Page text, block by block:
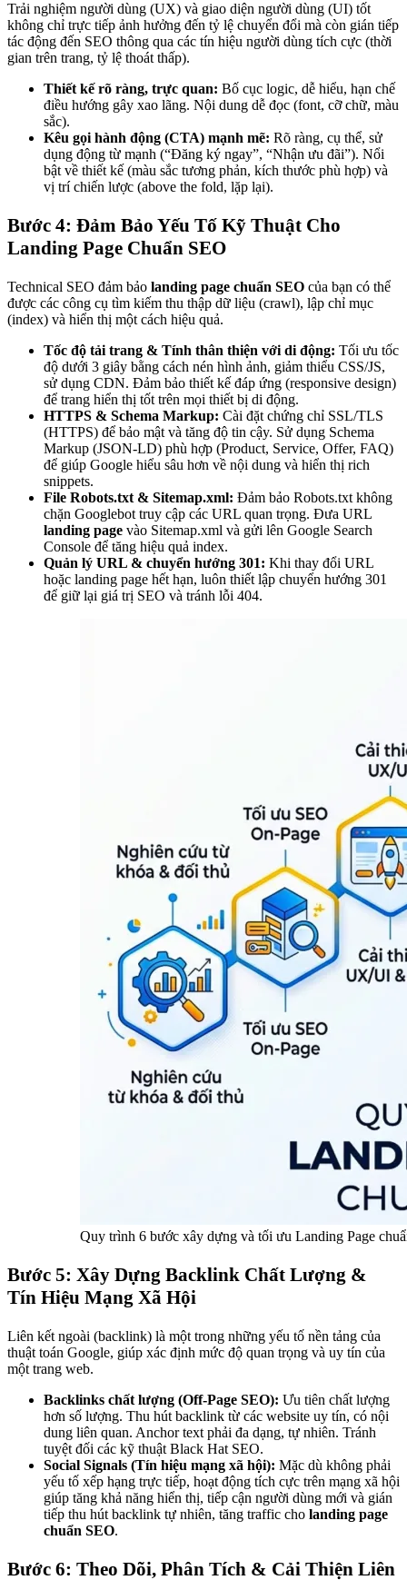
Trải nghiệm người dùng (UX) và giao diện người dùng (UI) tốt
không chỉ trực tiếp ảnh hưởng đến tỷ lệ chuyển đổi mà còn gián tiếp
tác động đến SEO thông qua các tín hiệu người dùng tích cực (thời
gian trên trang, tỷ lệ thoát thấp).
Thiết kế rõ ràng, trực quan: Bố cục logic, dễ hiểu, hạn chế
điều hướng gây xao lãng. Nội dung dễ đọc (font, cỡ chữ, màu
sắc).
Kêu gọi hành động (CTA) mạnh mẽ: Rõ ràng, cụ thể, sử
dụng động từ mạnh (“Đăng ký ngay”, “Nhận ưu đãi”). Nổi
bật về thiết kế (màu sắc tương phản, kích thước phù hợp) và
vị trí chiến lược (above the fold, lặp lại).
Bước 4: Đảm Bảo Yếu Tố Kỹ Thuật Cho
Landing Page Chuẩn SEO
Technical SEO đảm bảo landing page chuẩn SEO của bạn có thể
được các công cụ tìm kiếm thu thập dữ liệu (crawl), lập chỉ mục
(index) và hiển thị một cách hiệu quả.
Tốc độ tải trang & Tính thân thiện với di động: Tối ưu tốc
độ dưới 3 giây bằng cách nén hình ảnh, giảm thiểu CSS/JS,
sử dụng CDN. Đảm bảo thiết kế đáp ứng (responsive design)
để trang hiển thị tốt trên mọi thiết bị di động.
HTTPS & Schema Markup: Cài đặt chứng chỉ SSL/TLS
(HTTPS) để bảo mật và tăng độ tin cậy. Sử dụng Schema
Markup (JSON-LD) phù hợp (Product, Service, Offer, FAQ)
để giúp Google hiểu sâu hơn về nội dung và hiển thị rich
snippets.
File Robots.txt & Sitemap.xml: Đảm bảo Robots.txt không
chặn Googlebot truy cập các URL quan trọng. Đưa URL
landing page vào Sitemap.xml và gửi lên Google Search
Console để tăng hiệu quả index.
Quản lý URL & chuyển hướng 301: Khi thay đổi URL
hoặc landing page hết hạn, luôn thiết lập chuyển hướng 301
để giữ lại giá trị SEO và tránh lỗi 404.
Quy trình 6 bước xây dựng và tối ưu Landing Page
Bước 5: Xây Dựng Backlink Chất Lượng &
Tín Hiệu Mạng Xã Hội
Liên kết ngoài (backlink) là một trong những yếu tố nền tảng của
thuật toán Google, giúp xác định mức độ quan trọng và uy tín của
một trang web.
Backlinks chất lượng (Off-Page SEO): Ưu tiên chất lượng
hơn số lượng. Thu hút backlink từ các website uy tín, có nội
dung liên quan. Anchor text phải đa dạng, tự nhiên. Tránh
tuyệt đối các kỹ thuật Black Hat SEO.
Social Signals (Tín hiệu mạng xã hội): Mặc dù không phải
yếu tố xếp hạng trực tiếp, hoạt động tích cực trên mạng xã hội
giúp tăng khả năng hiển thị, tiếp cận người dùng mới và gián
tiếp thu hút backlink tự nhiên, tăng traffic cho landing page
chuẩn SEO.
Bước 6: Theo Dõi, Phân Tích & Cải Thiện Liên